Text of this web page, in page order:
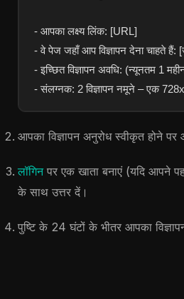
- आपका लक्ष्य लिंक: [URL]
- वे पेज जहाँ आप विज्ञापन देना चाहते
- इच्छित विज्ञापन अवधि: (न्यूनतम 1
- संलग्नक: 2 विज्ञापन नमूने – एक
आपका विज्ञापन अनुरोध स्वीकृत होने पर
लॉगिनपर एक खाता बनाएं (यदि आपने
के साथ उत्तर दें।
पुष्टि के 24 घंटों के भीतर आपका